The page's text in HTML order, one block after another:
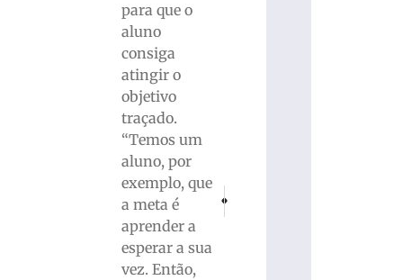
para que o
aluno
consiga
atingir o
objetivo
traçado.
“Temos um
aluno, por
exemplo, que
a meta é
aprender a
esperar a sua
vez. Então,